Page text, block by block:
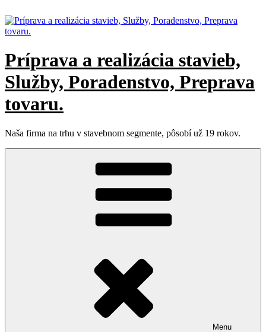
na
obsah
Príprava a realizácia stavieb,
Služby, Poradenstvo, Preprava
tovaru.
Naša firma na trhu v stavebnom segmente, pôsobí už 19 rokov.
Menu